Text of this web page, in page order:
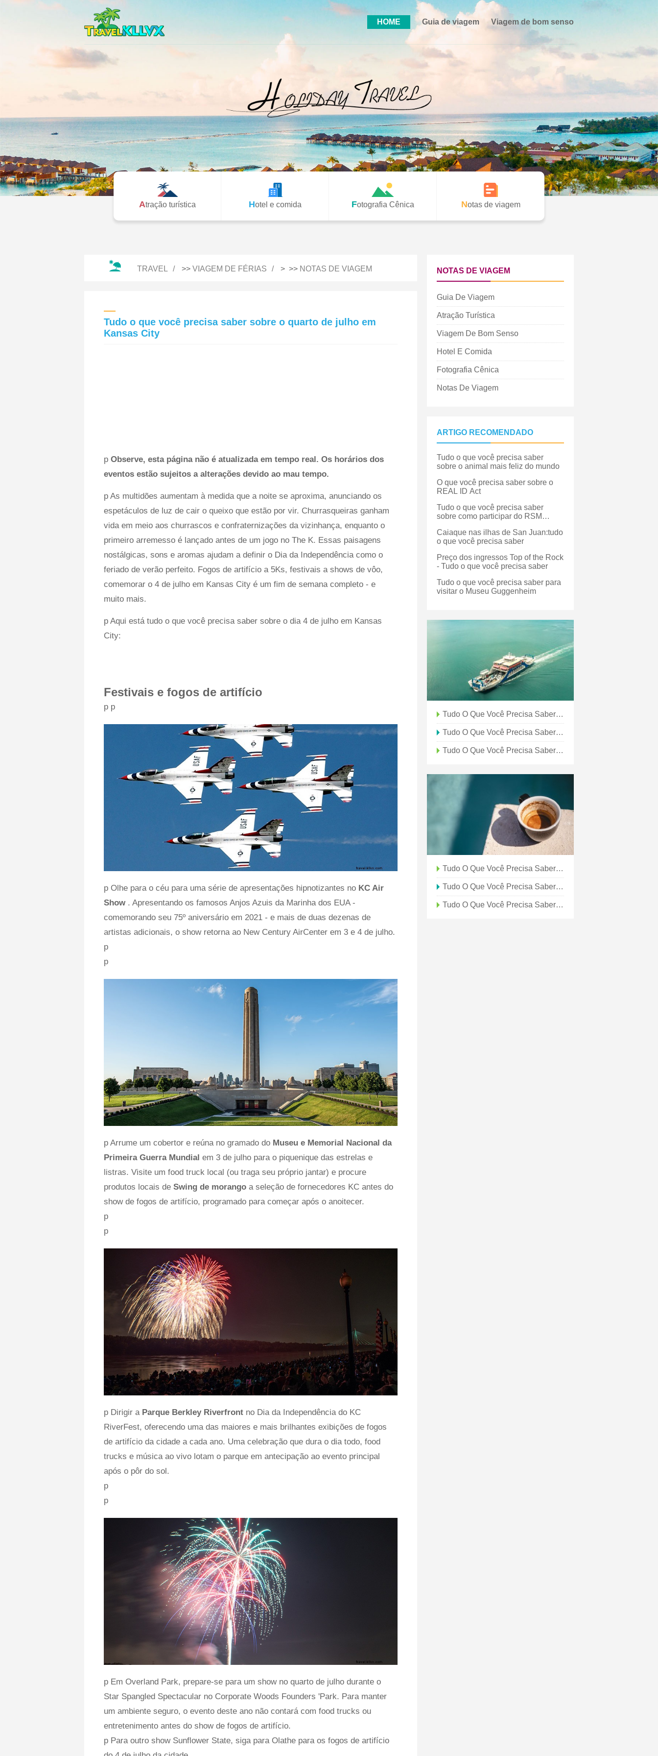
HOME Guia de viagem Viagem de bom senso
Atração turística Hotel e comida Fotografia Cênica Notas de viagem
TRAVEL >> VIAGEM DE FÉRIAS > >> NOTAS DE VIAGEM
Tudo o que você precisa saber sobre o quarto de julho em
Kansas City
p Observe, esta página não é atualizada em tempo real. Os horários dos
eventos estão sujeitos a alterações devido ao mau tempo.
p As multidões aumentam à medida que a noite se aproxima, anunciando os
espetáculos de luz de cair o queixo que estão por vir. Churrasqueiras ganham
vida em meio aos churrascos e confraternizações da vizinhança, enquanto o
primeiro arremesso é lançado antes de um jogo no The K. Essas paisagens
nostálgicas, sons e aromas ajudam a definir o Dia da Independência como o
feriado de verão perfeito. Fogos de artifício a 5Ks, festivais a shows de vôo,
comemorar o 4 de julho em Kansas City é um fim de semana completo - e
muito mais.
p Aqui está tudo o que você precisa saber sobre o dia 4 de julho em Kansas
City:
Festivais e fogos de artifício
p p
p Olhe para o céu para uma série de apresentações hipnotizantes no KC Air
Show . Apresentando os famosos Anjos Azuis da Marinha dos EUA -
comemorando seu 75º aniversário em 2021 - e mais de duas dezenas de
artistas adicionais, o show retorna ao New Century AirCenter em 3 e 4 de julho.
p
p
p Arrume um cobertor e reúna no gramado do Museu e Memorial Nacional da
Primeira Guerra Mundial em 3 de julho para o piquenique das estrelas e
listras. Visite um food truck local (ou traga seu próprio jantar) e procure
produtos locais de Swing de morango a seleção de fornecedores KC antes do
show de fogos de artifício, programado para começar após o anoitecer.
p
p
p Dirigir a Parque Berkley Riverfront no Dia da Independência do KC
RiverFest, oferecendo uma das maiores e mais brilhantes exibições de fogos
de artifício da cidade a cada ano. Uma celebração que dura o dia todo, food
trucks e música ao vivo lotam o parque em antecipação ao evento principal
após o pôr do sol.
p
p
p Em Overland Park, prepare-se para um show no quarto de julho durante o
Star Spangled Spectacular no Corporate Woods Founders 'Park. Para manter
um ambiente seguro, o evento deste ano não contará com food trucks ou
entretenimento antes do show de fogos de artifício.
p Para outro show Sunflower State, siga para Olathe para os fogos de artifício
NOTAS DE VIAGEM
Guia De Viagem
Atração Turística
Viagem De Bom Senso
Hotel E Comida
Fotografia Cênica
Notas De Viagem
ARTIGO RECOMENDADO
Tudo o que você precisa saber
sobre o animal mais feliz do mundo
O que você precisa saber sobre o
REAL ID Act
Tudo o que você precisa saber
sobre como participar do RSM
Caiaque nas ilhas de San Juan:tudo
o que você precisa saber
Preço dos ingressos Top of the Rock
- Tudo o que você precisa saber
Tudo o que você precisa saber para
visitar o Museu Guggenheim
Tudo O Que Você Precisa Saber Sobre O Verão Em Kansas City
Tudo O Que Você Precisa Saber Sobre Compras Em Kansas City
Tudo O Que Você Precisa Saber Sobre Kansas City
Tudo O Que Você Precisa Saber Sobre Arte E Cultura Em KC
Tudo O Que Você Precisa Saber Sobre O Memorial Day Em Kansas City
Tudo O Que Você Precisa Saber Sobre A Primavera Em Kansas City